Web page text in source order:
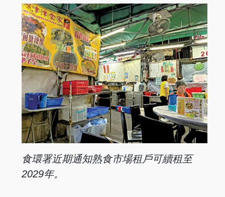
食環署近期通知熟食市場租戶可續租至
2029年。